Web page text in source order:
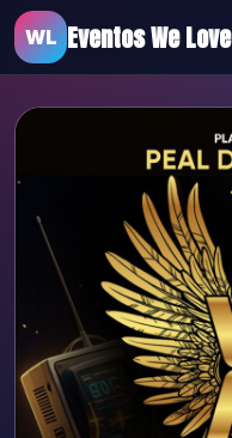
WL Eventos We Love